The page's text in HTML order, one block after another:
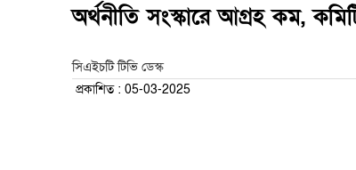
অর্থনীতি সংস্কারে আগ্রহ কম,
সিএইচটি টিভি ডেস্ক
প্রকাশিত : 05-03-2025